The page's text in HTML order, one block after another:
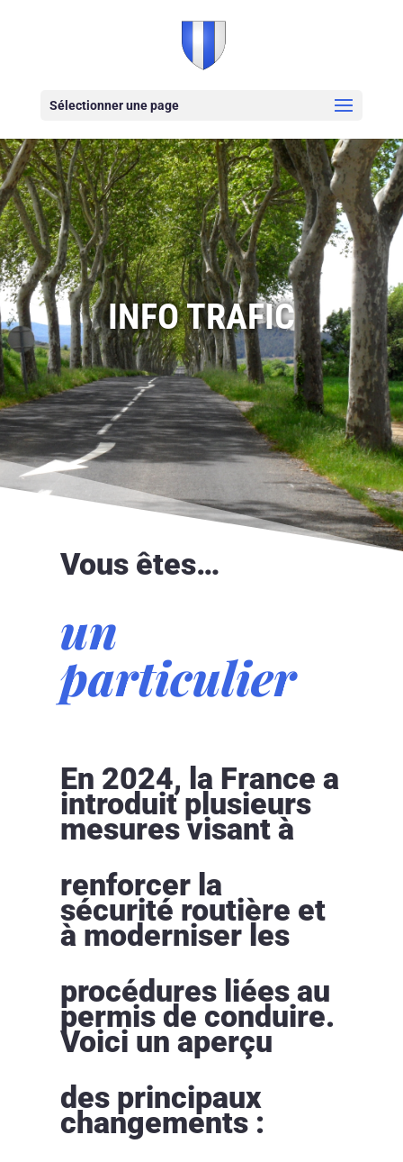
Sélectionner une page
INFO TRAFIC
Vous êtes…
un
particulier
En 2024, la France a
introduit plusieurs
mesures visant à
renforcer la
sécurité routière et
à moderniser les
procédures liées au
permis de conduire.
Voici un aperçu
des principaux
changements :